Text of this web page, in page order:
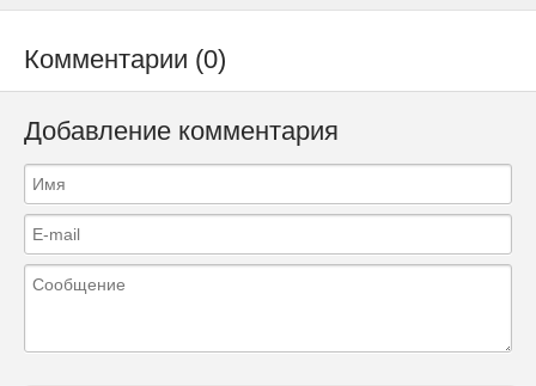
Комментарии (0)
Добавление комментария